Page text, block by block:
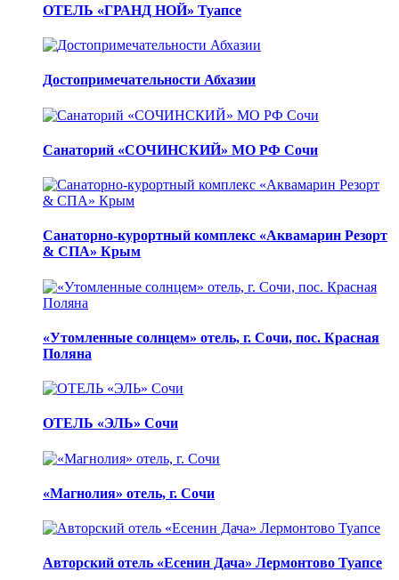
ОТЕЛЬ «ГРАНД НОЙ» Туапсе
Достопримечательности Абхазии
Санаторий «СОЧИНСКИЙ» МО РФ Сочи
Санаторно-курортный комплекс «Аквамарин Резорт
& СПА» Крым
«Утомленные солнцем» отель, г. Сочи, пос. Красная
Поляна
ОТЕЛЬ «ЭЛЬ» Сочи
«Магнолия» отель, г. Сочи
Авторский отель «Есенин Дача» Лермонтово Туапсе